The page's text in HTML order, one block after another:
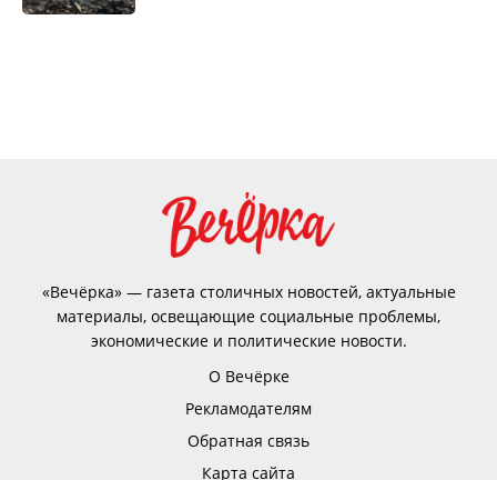
«Вечёрка» — газета столичных новостей, актуальные
материалы, освещающие социальные проблемы,
экономические и политические новости.
О Вечёрке
Рекламодателям
Обратная связь
Карта сайта